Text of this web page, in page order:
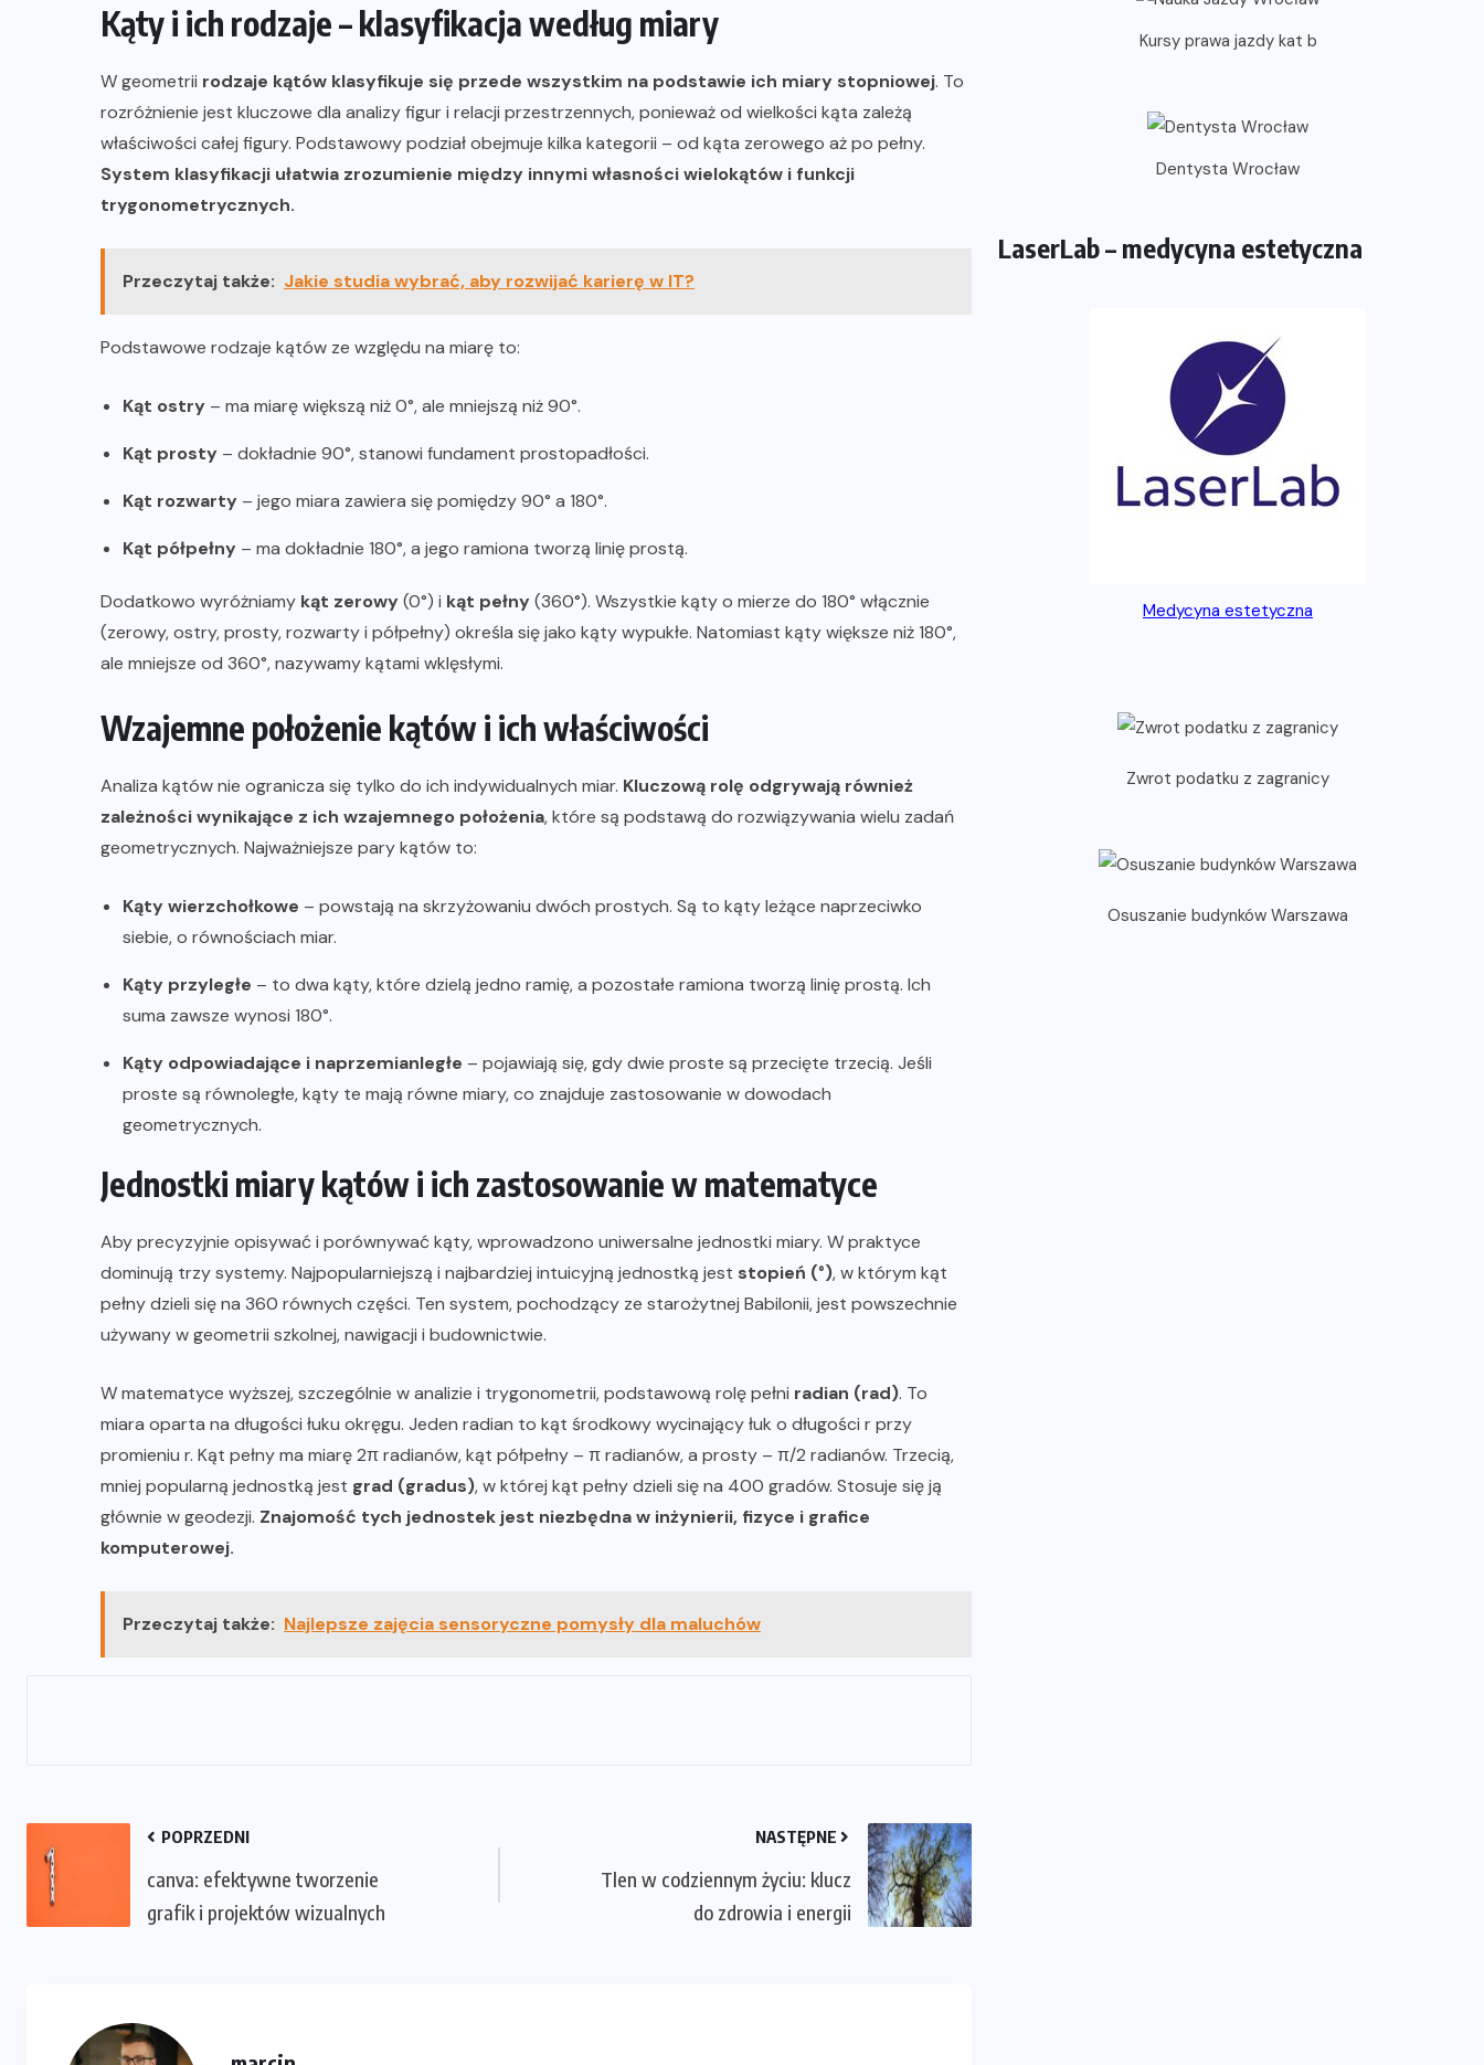
Kąty i ich rodzaje – klasyfikacja według miary
W geometrii rodzaje kątów klasyfikuje się przede wszystkim na podstawie ich miary stopniowej. To
rozróżnienie jest kluczowe dla analizy figur i relacji przestrzennych, ponieważ od wielkości kąta zależą
właściwości całej figury. Podstawowy podział obejmuje kilka kategorii – od kąta zerowego aż po pełny.
System klasyfikacji ułatwia zrozumienie między innymi własności wielokątów i funkcji
trygonometrycznych.
Przeczytaj także: Jakie studia wybrać, aby rozwijać karierę w IT?
Podstawowe rodzaje kątów ze względu na miarę to:
Kąt ostry – ma miarę większą niż 0°, ale mniejszą niż 90°.
Kąt prosty – dokładnie 90°, stanowi fundament prostopadłości.
Kąt rozwarty – jego miara zawiera się pomiędzy 90° a 180°.
Kąt półpełny – ma dokładnie 180°, a jego ramiona tworzą linię prostą.
Dodatkowo wyróżniamy kąt zerowy(0°) i kąt pełny(360°). Wszystkie kąty o mierze do 180° włącznie
(zerowy, ostry, prosty, rozwarty i półpełny) określa się jako kąty wypukłe. Natomiast kąty większe niż 180°,
ale mniejsze od 360°, nazywamy kątami wklęsłymi.
Wzajemne położenie kątów i ich właściwości
Analiza kątów nie ogranicza się tylko do ich indywidualnych miar. Kluczową rolę odgrywają również
zależności wynikające z ich wzajemnego położenia, które są podstawą do rozwiązywania wielu zadań
geometrycznych. Najważniejsze pary kątów to:
Kąty wierzchołkowe – powstają na skrzyżowaniu dwóch prostych. Są to kąty leżące naprzeciwko
siebie, o równościach miar.
Kąty przyległe – to dwa kąty, które dzielą jedno ramię, a pozostałe ramiona tworzą linię prostą. Ich
suma zawsze wynosi 180°.
Kąty odpowiadające i naprzemianległe – pojawiają się, gdy dwie proste są przecięte trzecią. Jeśli
proste są równoległe, kąty te mają równe miary, co znajduje zastosowanie w dowodach
geometrycznych.
Jednostki miary kątów i ich zastosowanie w matematyce
Aby precyzyjnie opisywać i porównywać kąty, wprowadzono uniwersalne jednostki miary. W praktyce
dominują trzy systemy. Najpopularniejszą i najbardziej intuicyjną jednostką jest stopień (°), w którym kąt
pełny dzieli się na 360 równych części. Ten system, pochodzący ze starożytnej Babilonii, jest powszechnie
używany w geometrii szkolnej, nawigacji i budownictwie.
W matematyce wyższej, szczególnie w analizie i trygonometrii, podstawową rolę pełni radian (rad). To
miara oparta na długości łuku okręgu. Jeden radian to kąt środkowy wycinający łuk o długości r przy
promieniu r. Kąt pełny ma miarę 2π radianów, kąt półpełny – π radianów, a prosty – π/2 radianów. Trzecią,
mniej popularną jednostką jest grad (gradus), w której kąt pełny dzieli się na 400 gradów. Stosuje się ją
głównie w geodezji. Znajomość tych jednostek jest niezbędna w inżynierii, fizyce i grafice
komputerowej.
Przeczytaj także: Najlepsze zajęcia sensoryczne pomysły dla maluchów
POPRZEDNI
canva: efektywne tworzenie
grafik i projektów wizualnych
NASTĘPNE
Tlen w codziennym życiu: klucz
do zdrowia i energii
Kursy prawa jazdy kat b
Dentysta Wrocław
LaserLab – medycyna estetyczna
Medycyna estetyczna
Zwrot podatku z zagranicy
Osuszanie budynków Warszawa